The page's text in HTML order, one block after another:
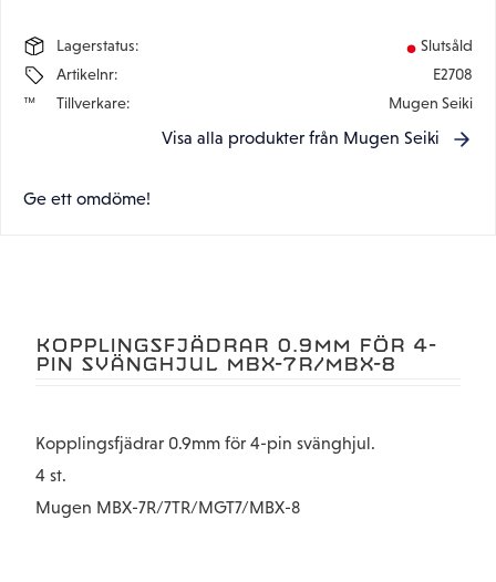
Lagerstatus
Slutsåld
Artikelnr
E2708
Tillverkare
Mugen Seiki
Visa alla produkter från Mugen Seiki
Ge ett omdöme!
KOPPLINGSFJÄDRAR 0.9MM FÖR 4-
PIN SVÄNGHJUL MBX-7R/MBX-8
Kopplingsfjädrar 0.9mm för 4-pin svänghjul.
4 st.
Mugen MBX-7R/7TR/MGT7/MBX-8